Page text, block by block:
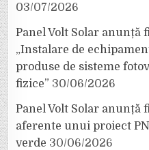
03/07/2026
Panel Volt Solar
„Instalare de
produse de sisteme
fizice” 30/06/2026
Panel Volt Solar
aferente unui proiect
verde 30/06/2026